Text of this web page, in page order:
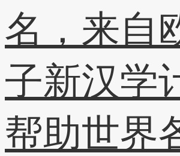
名，来自
子新汉学
帮助世界